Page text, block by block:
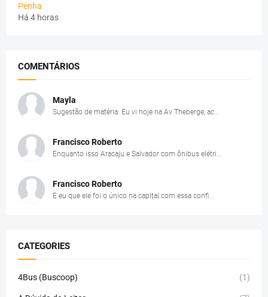
Penha
Há 4 horas
COMENTÁRIOS
Mayla
Sugestão de matéria: Eu vi hoje na Av Theberge, ac...
Francisco Roberto
Enquanto isso Aracaju e Salvador com ônibus elétri...
Francisco Roberto
E eu que ele foi o único na capital com essa confi...
CATEGORIES
4Bus (Buscoop) (1)